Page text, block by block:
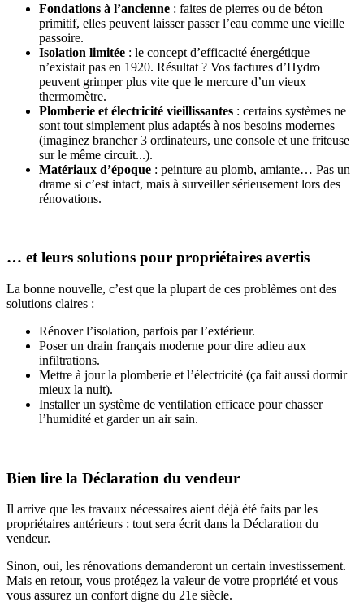
Fondations à l’ancienne : faites de pierres ou de béton
primitif, elles peuvent laisser passer l’eau comme une vieille
passoire.
Isolation limitée : le concept d’efficacité énergétique
n’existait pas en 1920. Résultat ? Vos factures d’Hydro
peuvent grimper plus vite que le mercure d’un vieux
thermomètre.
Plomberie et électricité vieillissantes : certains systèmes ne
sont tout simplement plus adaptés à nos besoins modernes
(imaginez brancher 3 ordinateurs, une console et une friteuse
sur le même circuit...).
Matériaux d’époque : peinture au plomb, amiante… Pas un
drame si c’est intact, mais à surveiller sérieusement lors des
rénovations.
… et leurs solutions pour propriétaires avertis
La bonne nouvelle, c’est que la plupart de ces problèmes ont des
solutions claires :
Rénover l’isolation, parfois par l’extérieur.
Poser un drain français moderne pour dire adieu aux
infiltrations.
Mettre à jour la plomberie et l’électricité (ça fait aussi dormir
mieux la nuit).
Installer un système de ventilation efficace pour chasser
l’humidité et garder un air sain.
Bien lire la Déclaration du vendeur
Il arrive que les travaux nécessaires aient déjà été faits par les
propriétaires antérieurs : tout sera écrit dans la Déclaration du
vendeur.
Sinon, oui, les rénovations demanderont un certain investissement.
Mais en retour, vous protégez la valeur de votre propriété et vous
vous assurez un confort digne du 21e siècle.